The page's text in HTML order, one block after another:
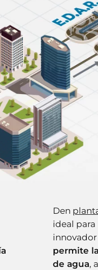
Den
ideal para
innovador
permite
de agua,